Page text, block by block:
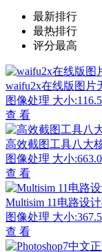
最新排行
最热排行
评分最高
waifu2x在线版图片
图像处理 大小
查 看
高效截图工具八大
图像处理 大小
查 看
Multisim 11电路设
图像处理 大小
查 看